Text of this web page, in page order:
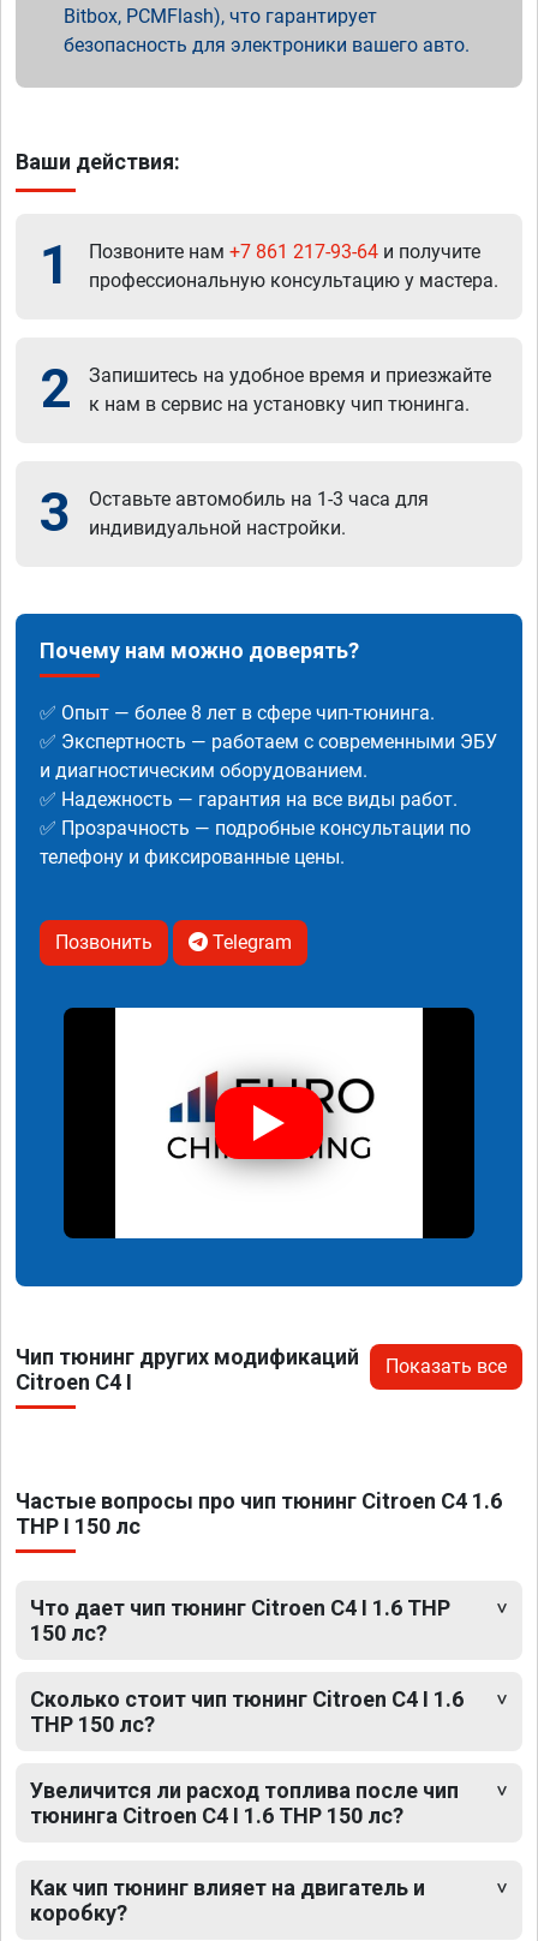
Bitbox, PCMFlash), что гарантирует
безопасность для электроники вашего авто.
Ваши действия:
1 Позвоните нам +7 861 217-93-64 и получите
профессиональную консультацию у мастера.
2
Запишитесь на удобное время и приезжайте
к нам в сервис на установку чип тюнинга.
3
Оставьте автомобиль на 1-3 часа для
индивидуальной настройки.
Почему нам можно доверять?
✅ Опыт — более 8 лет в сфере чип-тюнинга.
✅ Экспертность — работаем с современными ЭБУ
и диагностическим оборудованием.
✅ Надежность — гарантия на все виды работ.
✅ Прозрачность — подробные консультации по
телефону и фиксированные цены.
Позвонить Telegram
Чип тюнинг других модификаций
Citroen C4 I
Показать все
Частые вопросы про чип тюнинг Citroen C4 1.6
THP I 150 лс
Что дает чип тюнинг Citroen C4 I 1.6 THP
150 лс?
Сколько стоит чип тюнинг Citroen C4 I 1.6
THP 150 лс?
Увеличится ли расход топлива после чип
тюнинга Citroen C4 I 1.6 THP 150 лс?
Как чип тюнинг влияет на двигатель и
коробку?